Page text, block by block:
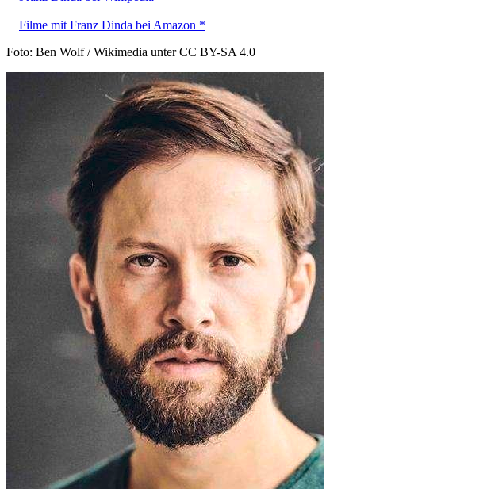
Filme mit Franz Dinda bei Amazon *
Foto: Ben Wolf / Wikimedia unter CC BY-SA 4.0